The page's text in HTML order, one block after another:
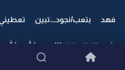
فهد بتعب/نجود...تبين
شسالفتك انتي!!!يبى والله